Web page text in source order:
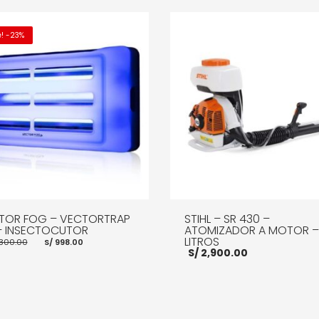
-23%
FOG – VECTORTRAP
INSECTOCUTOR
El
precio
S/998.00
STIHL – SR 430 –
ATOMIZADOR A MOTOR
LITROS
S/ 2,900.00